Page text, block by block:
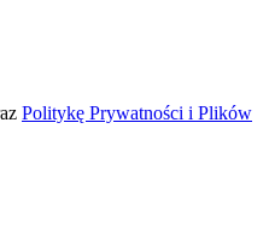
Politykę Prywatności i Plików